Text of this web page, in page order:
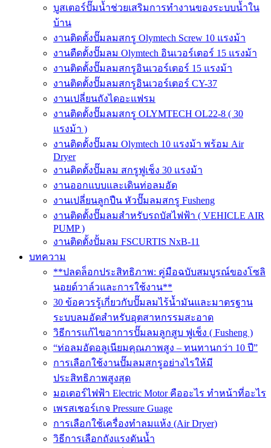
บูสเตอร์ปั๊มน้ำช่วยเสริมการทำงานของระบบน้ำใน
บ้าน
งานติดตั้งปั๊มลมสกรู Olymtech Screw 10 แรงม้า
งานตืดตั้งปั๊มลม Olymtech อินเวอร์เตอร์ 15 แรงม้า
งานติดตั้งปั๊มลมสกรูอินเวอร์เตอร์ 15 แรงม้า
งานติดตั้งปั๊มลมสกรูอินเวอร์เตอร์ CY-37
งานเปลี่ยนถังไดอะแฟรม
งานติดตั้งปั๊มลมสกรู OLYMTECH OL22-8 ( 30
แรงม้า )
งานติดตั้งปั๊มลม Olymtech 10 แรงม้า พร้อม Air
Dryer
งานติดตั้งปั๊มลม สกรูฟูเช็ง 30 แรงม้า
งานออกแบบและเดินท่อลมอัด
งานเปลี่ยนลูกปืน หัวปั๊มลมสกรู Fusheng
งานติดตั้งปั๊มลมสำหรับรถบัสไฟฟ้า ( VEHICLE AIR
PUMP )
งานติดตั้งปั้มลม FSCURTIS NxB-11
บทความ
**ปลดล็อกประสิทธิภาพ: คู่มือฉบับสมบูรณ์ของโซลิ
นอยด์วาล์วและการใช้งาน**
30 ข้อควรรู้เกี่ยวกับปั๊มลมไร้น้ำมันและมาตรฐาน
ระบบลมอัดสำหรับอุตสาหกรรมสะอาด
วิธีการแก้ไขอาการปั๊มลมลูกสูบ ฟูเช็ง ( Fusheng )
“ท่อลมอัดอลูเนียมคุณภาพสูง – ทนทานกว่า 10 ปี”
การเลือกใช้งานปั๊มลมสกรูอย่างไรให้มี
ประสิทธิภาพสูงสุด
มอเตอร์ไฟฟ้า Electric Motor คืออะไร ทำหน้าที่อะไร
เพรสเชอร์เกจ Pressure Guage
การเลือกใช้เครื่องทำลมแห้ง (Air Dryer)
วิธีการเลือกถังแรงดันน้ำ